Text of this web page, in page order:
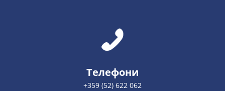
Телефони
+359 (52) 622 062